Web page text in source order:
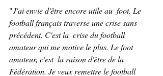
"J'ai envie d'être encore utile au  foot. Le
football français traverse une crise sans
précédent. C'est la  crise du football
amateur qui me motive le plus. Le foot
amateur, c'est  la raison d'être de la
Fédération. Je veux remettre le football